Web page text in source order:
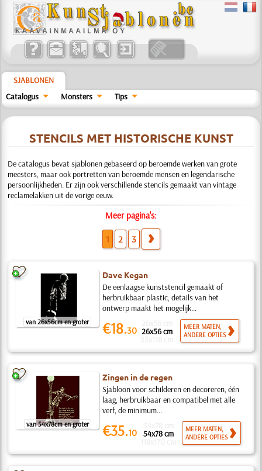
SJABLONEN
Catalogus
Monsters Tips
STENCILS MET HISTORISCHE KUNST
De catalogus bevat sjablonen gebaseerd op beroemde werken van grote
meesters, maar ook portretten van beroemde mensen en legendarische
persoonlijkheden. Er zijn ook verschillende stencils gemaakt van vintage
reclamelakken uit de vorige eeuw.
Meer pagina's:
1 2 3
van 26x56cm en groter
Dave Kegan
De eenlaagse kunststencil gemaakt of
herbruikbaar plastic, details van het
ontwerp maakt het mogelijk...
€18.30 26x56 cm
MEER MATEN,
ANDERE OPTIES
van 54x78cm en groter
Zingen in de regen
Sjabloon voor schilderen en decoreren, één
laag, herbruikbaar en compatibel met alle
verf, de minimum...
€35.10 54x78 cm
MEER MATEN,
ANDERE OPTIES